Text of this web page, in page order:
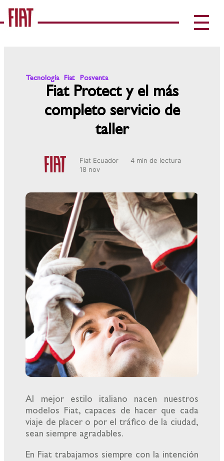
Tecnología Fiat Posventa
Fiat Protect y el más
completo servicio de
taller
Fiat Ecuador
18 nov
4 min de lectura
Al mejor estilo italiano nacen nuestros
modelos Fiat, capaces de hacer que cada
viaje de placer o por el tráfico de la ciudad,
sean siempre agradables.
En Fiat trabajamos siempre con la intención